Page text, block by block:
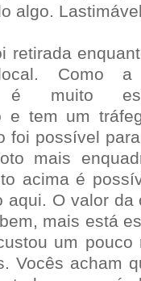
algo.
retirada
Como a
é muito
e tem um
foi possível
mais
acima é
aqui. O valor da
mais está
um pouco
Vocês acham